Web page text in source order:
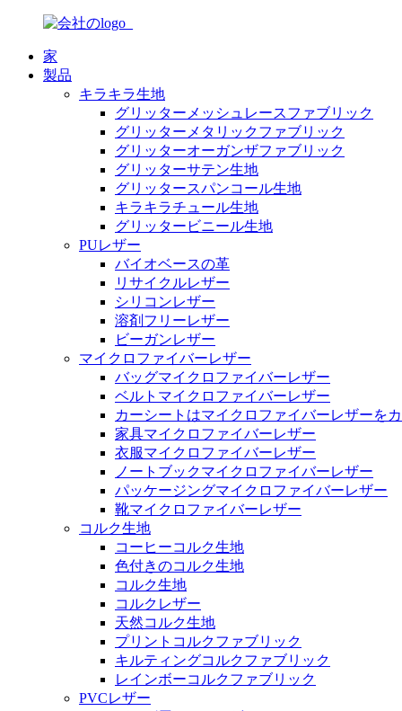
家
製品
キラキラ生地
グリッターメッシュレースファブリック
グリッターメタリックファブリック
グリッターオーガンザファブリック
グリッターサテン生地
グリッタースパンコール生地
キラキラチュール生地
グリッタービニール生地
PUレザー
バイオベースの革
リサイクルレザー
シリコンレザー
溶剤フリーレザー
ビーガンレザー
マイクロファイバーレザー
バッグマイクロファイバーレザー
ベルトマイクロファイバーレザー
カーシートはマイクロファイバーレザーを
家具マイクロファイバーレザー
衣服マイクロファイバーレザー
ノートブックマイクロファイバーレザー
パッケージングマイクロファイバーレザー
靴マイクロファイバーレザー
コルク生地
コーヒーコルク生地
色付きのコルク生地
コルク生地
コルクレザー
天然コルク生地
プリントコルクファブリック
キルティングコルクファブリック
レインボーコルクファブリック
PVCレザー